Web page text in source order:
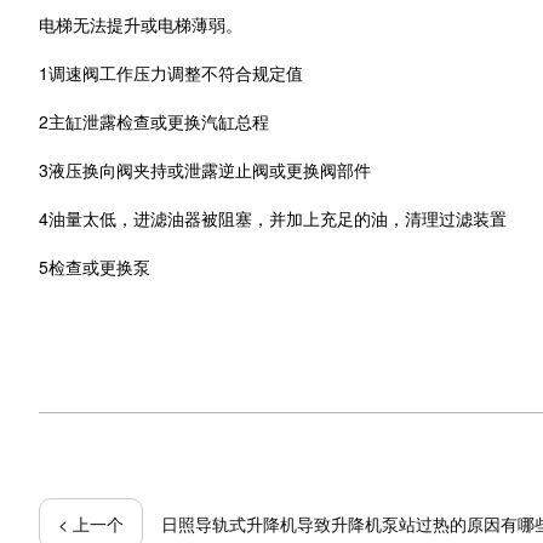
电梯无法提升或电梯薄弱。
1调速阀工作压力调整不符合规定值
2主缸泄露检查或更换汽缸总程
3液压换向阀夹持或泄露逆止阀或更换阀部件
4油量太低，进滤油器被阻塞，并加上充足的油，清理过滤装置
5检查或更换泵
< 上一个 日照导轨式升降机导致升降机泵站过热的原因有哪